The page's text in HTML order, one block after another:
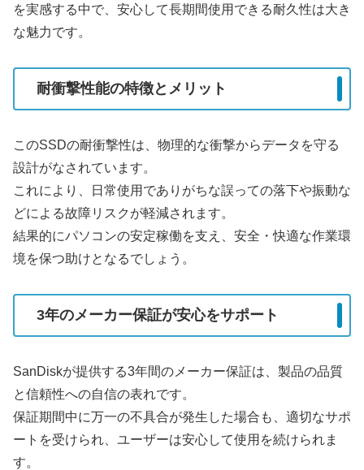
を実感する中で、安心して長期間使用できる耐久性は大き
な魅力です。
耐衝撃性能の特徴とメリット
このSSDの耐衝撃性は、物理的な衝撃からデータを守る
設計がなされています。
これにより、日常使用でありがちな誤っての落下や振動な
どによる故障リスクが軽減されます。
結果的にパソコンの安定稼働を支え、安全・快適な作業環
境を保つ助けとなるでしょう。
3年のメーカー保証が安心をサポート
SanDiskが提供する3年間のメーカー保証は、製品の品質
と信頼性への自信の表れです。
保証期間中に万一の不具合が発生した場合も、適切なサポ
ートを受けられ、ユーザーは安心して使用を続けられま
す。